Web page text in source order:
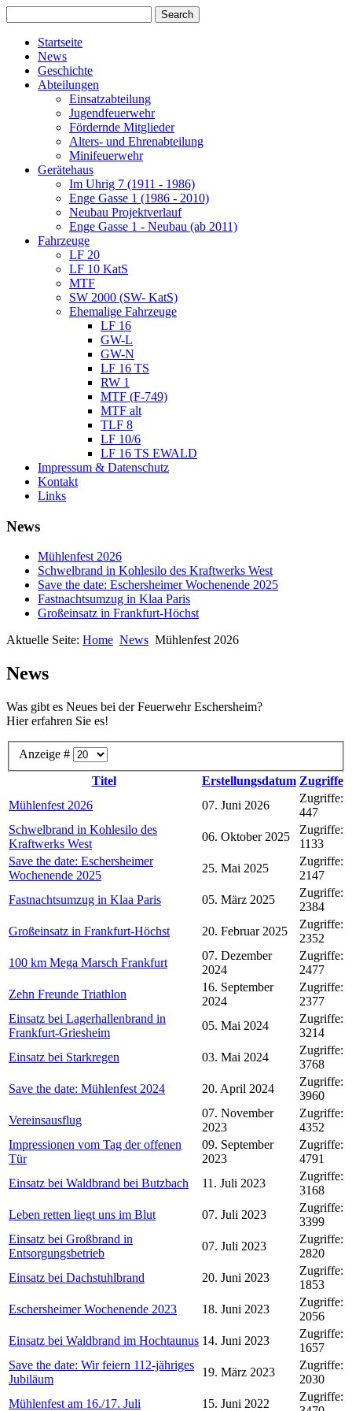
Startseite
News
Geschichte
Abteilungen
Einsatzabteilung
Jugendfeuerwehr
Fördernde Mitglieder
Alters- und Ehrenabteilung
Minifeuerwehr
Gerätehaus
Im Uhrig 7 (1911 - 1986)
Enge Gasse 1 (1986 - 2010)
Neubau Projektverlauf
Enge Gasse 1 - Neubau (ab 2011)
Fahrzeuge
LF 20
LF 10 KatS
MTF
SW 2000 (SW- KatS)
Ehemalige Fahrzeuge
LF 16
GW-L
GW-N
LF 16 TS
RW 1
MTF (F-749)
MTF alt
TLF 8
LF 10/6
LF 16 TS EWALD
Impressum & Datenschutz
Kontakt
Links
News
Mühlenfest 2026
Schwelbrand in Kohlesilo des Kraftwerks West
Save the date: Eschersheimer Wochenende 2025
Fastnachtsumzug in Klaa Paris
Großeinsatz in Frankfurt-Höchst
Aktuelle Seite: Home News Mühlenfest 2026
News
Was gibt es Neues bei der Feuerwehr Eschersheim?
Hier erfahren Sie es!
Anzeige #
Titel
Erstellungsdatum Zugriffe
Mühlenfest 2026
07. Juni 2026
Zugriffe:
447
Schwelbrand in Kohlesilo des
Kraftwerks West
06. Oktober 2025
Zugriffe:
1133
Save the date: Eschersheimer
Wochenende 2025
25. Mai 2025
Zugriffe:
2147
Fastnachtsumzug in Klaa Paris
05. März 2025
Zugriffe:
2384
Großeinsatz in Frankfurt-Höchst
20. Februar 2025
Zugriffe:
2352
100 km Mega Marsch Frankfurt
07. Dezember
2024
Zugriffe:
2477
Zehn Freunde Triathlon
16. September
2024
Zugriffe:
2377
Einsatz bei Lagerhallenbrand in
Frankfurt-Griesheim
05. Mai 2024
Zugriffe:
3214
Einsatz bei Starkregen
03. Mai 2024
Zugriffe:
3768
Save the date: Mühlenfest 2024
20. April 2024
Zugriffe:
3960
Vereinsausflug
07. November
2023
Zugriffe:
4352
Impressionen vom Tag der offenen
Tür
09. September
2023
Zugriffe:
4791
Einsatz bei Waldbrand bei Butzbach
11. Juli 2023
Zugriffe:
3168
Leben retten liegt uns im Blut
07. Juli 2023
Zugriffe:
3399
Einsatz bei Großbrand in
Entsorgungsbetrieb
07. Juli 2023
Zugriffe:
2820
Einsatz bei Dachstuhlbrand
20. Juni 2023
Zugriffe:
1853
Eschersheimer Wochenende 2023
18. Juni 2023
Zugriffe:
2056
Einsatz bei Waldbrand im Hochtaunus 14. Juni 2023
Zugriffe:
1657
Save the date: Wir feiern 112-jähriges
Jubiläum
19. März 2023
Zugriffe:
2030
Mühlenfest am 16./17. Juli
15. Juni 2022
Zugriffe: